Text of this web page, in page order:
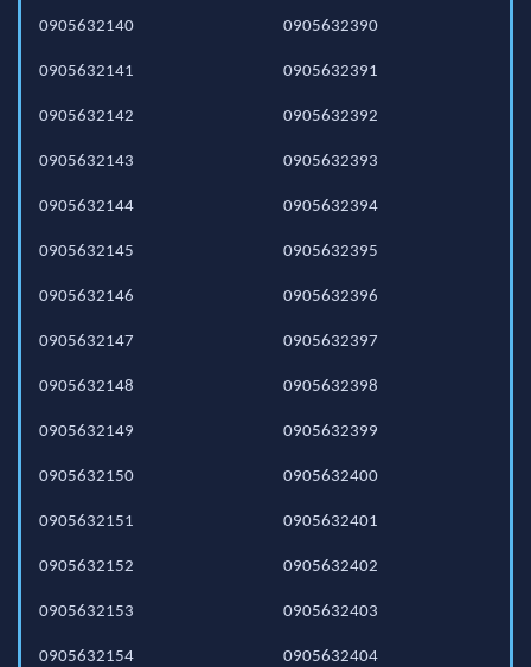
0905632140
0905632141
0905632142
0905632143
0905632144
0905632145
0905632146
0905632147
0905632148
0905632149
0905632150
0905632151
0905632152
0905632153
0905632154
0905632390
0905632391
0905632392
0905632393
0905632394
0905632395
0905632396
0905632397
0905632398
0905632399
0905632400
0905632401
0905632402
0905632403
0905632404